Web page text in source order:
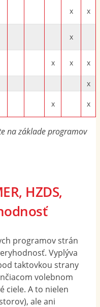
x x
x
x x x
x
x x
na základe programov
HZDS,
programov strán
Vyplýva
taktovkou strany
volebnom
ciele. A to nielen
ale ani